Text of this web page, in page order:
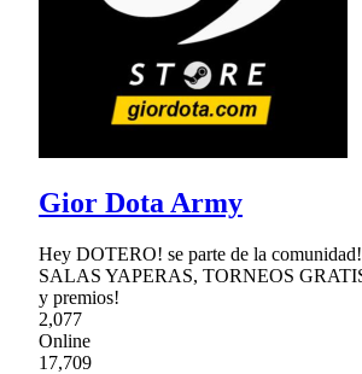
Gior Dota Army
Hey DOTERO! se parte de la
SALAS YAPERAS, TORNEOS
y premios!
2,077
Online
17,709